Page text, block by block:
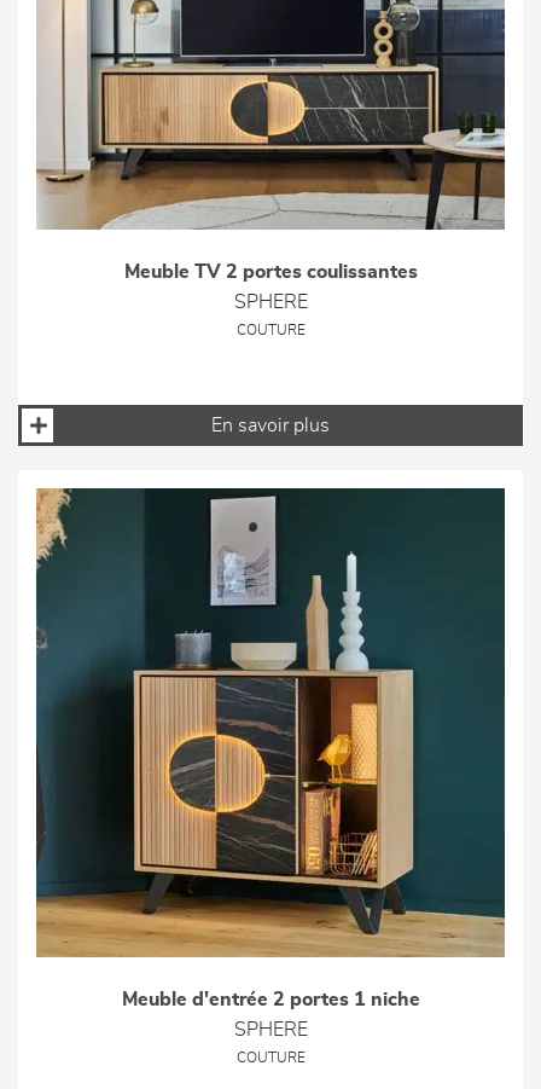
Meuble TV 2 portes coulissantes
SPHERE
COUTURE
En savoir plus
Meuble d'entrée 2 portes 1 niche
SPHERE
COUTURE